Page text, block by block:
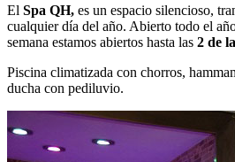
El Spa QH, es un espacio silencioso,
cualquier día del año. Abierto todo el
semana estamos abiertos hasta las 2 de
Piscina climatizada con chorros,
ducha con pediluvio.